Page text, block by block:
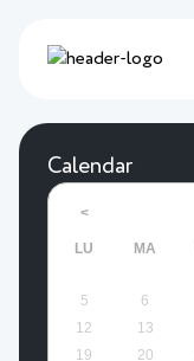
Calendar
<
LU MA
5
6
12
13
19
20